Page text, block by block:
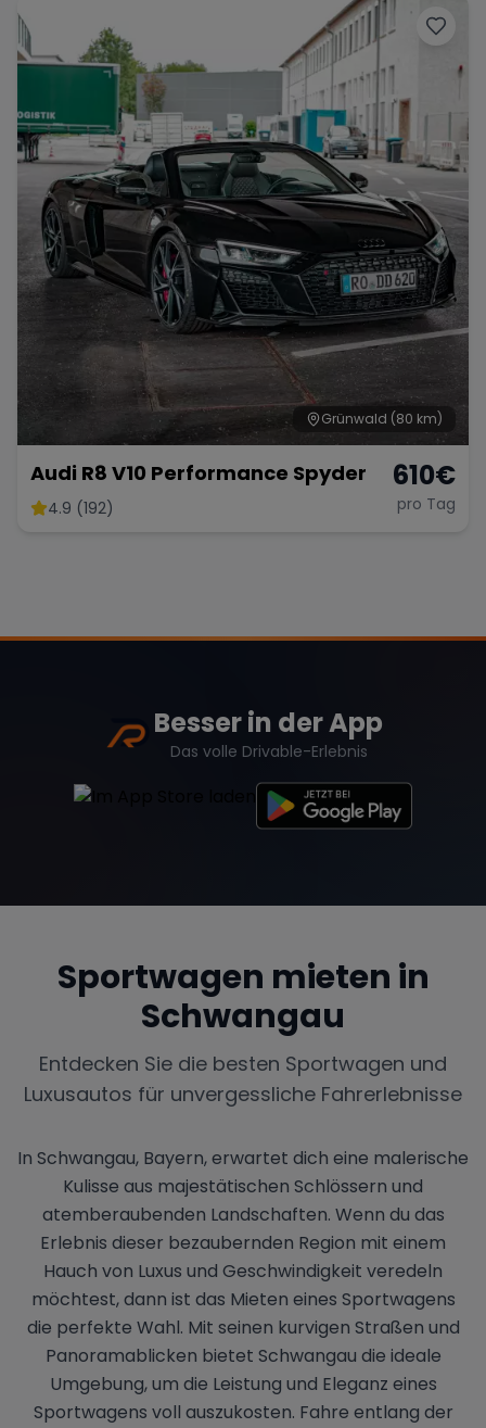
Grünwald (80 km)
Audi R8 V10 Performance Spyder
4.9 (192)
610€
pro Tag
Besser in der App
Das volle Drivable-Erlebnis
Sportwagen mieten in
Schwangau
Entdecken Sie die besten Sportwagen und
Luxusautos für unvergessliche Fahrerlebnisse
In Schwangau, Bayern, erwartet dich eine malerische
Kulisse aus majestätischen Schlössern und
atemberaubenden Landschaften. Wenn du das
Erlebnis dieser bezaubernden Region mit einem
Hauch von Luxus und Geschwindigkeit veredeln
möchtest, dann ist das Mieten eines Sportwagens
die perfekte Wahl. Mit seinen kurvigen Straßen und
Panoramablicken bietet Schwangau die ideale
Umgebung, um die Leistung und Eleganz eines
Sportwagens voll auszukosten. Fahre entlang der